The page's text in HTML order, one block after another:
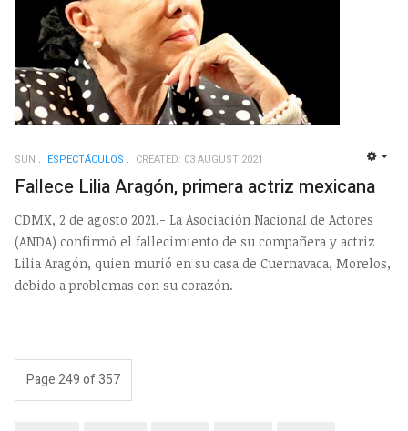
SUN ESPECTÁCULOS CREATED: 03 AUGUST 2021
Fallece Lilia Aragón, primera actriz mexicana
CDMX, 2 de agosto 2021.- La Asociación Nacional de Actores
(ANDA) confirmó el fallecimiento de su compañera y actriz
Lilia Aragón, quien murió en su casa de Cuernavaca, Morelos,
debido a problemas con su corazón.
Page 249 of 357